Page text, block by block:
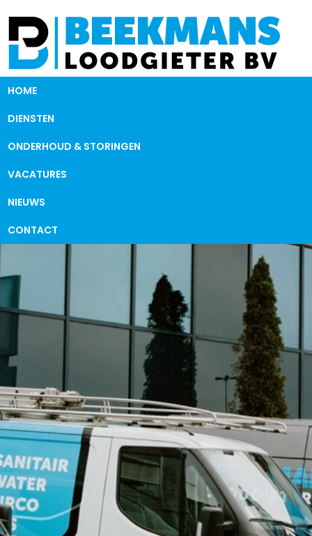
HOME
DIENSTEN
ONDERHOUD & STORINGEN
VACATURES
NIEUWS
CONTACT